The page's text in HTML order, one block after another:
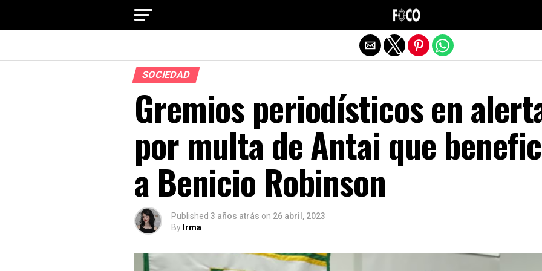
SOCIEDAD
Gremios periodísticos en
por multa de Antai que
a Benicio Robinson
Published 3 años atrás on 26 abril, 2023
By Irma
Salir de la versión móvil